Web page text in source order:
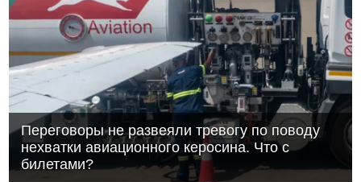
Переговоры не развеяли тревогу по поводу
нехватки авиационного керосина. Что с
билетами?